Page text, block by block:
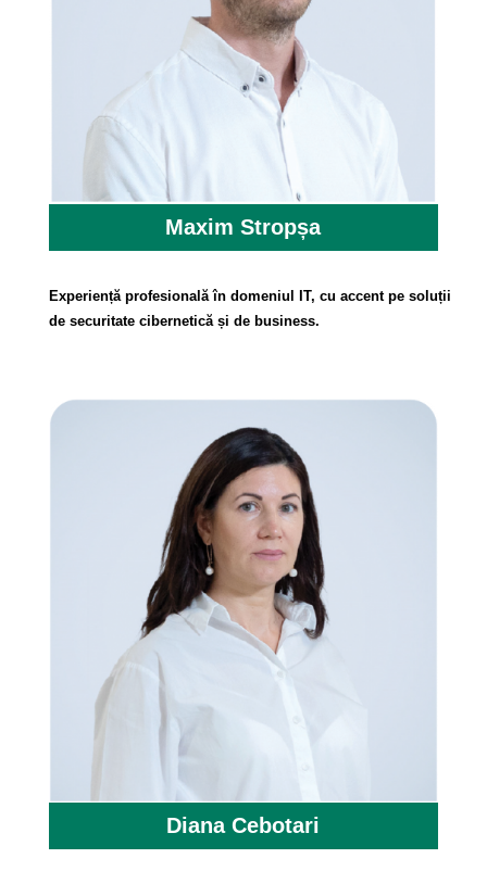
Maxim Stropșa
Experiență profesională în domeniul IT, cu accent pe soluții
de securitate cibernetică și de business.
Diana Cebotari